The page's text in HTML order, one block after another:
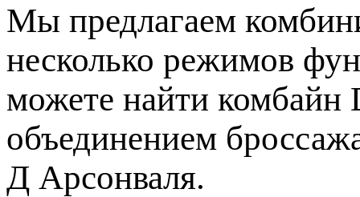
Мы предлагаем
несколько режимов
можете найти комбайн
объединением
Д Арсонваля.